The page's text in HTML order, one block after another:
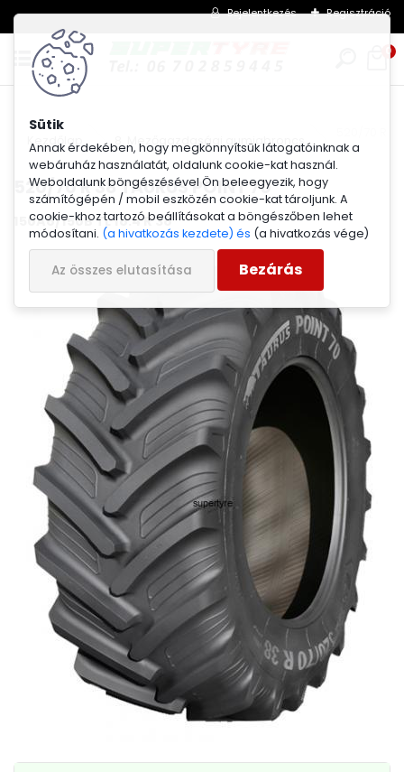
Annak érdekében, hogy megkönnyítsük látogatóinknak a
webáruház használatát, oldalunk cookie-kat használ.
Weboldalunk böngészésével Ön beleegyezik, hogy
számítógépén / mobil eszközén cookie-kat tároljunk. A
cookie-khoz tartozó beállításokat a böngészőben lehet
módosítani. (a hivatkozás kezdete) és (a hivatkozás vége)
Az összes elutasítása Bezárás
Bejelentkezés Regisztráció
0
Kezdőlap 8. Mezőgazdasági gumiabroncs
520/70 R 38 TAURUS POINT 70
150A8/150B TL 18.4 R 38